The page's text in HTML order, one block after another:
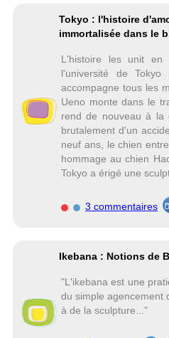
Tokyo : l'histoire
immortalisée dans le
L'histoire les unit en
l'université de
accompagne tous les
Ueno monte dans le
rend de nouveau à la
brutalement d'un
neuf ans, le chien
hommage au chien
Tokyo a érigé une
3 commentaires
Ikebana : Notions de
"L'ikebana est une
du simple agencement
à de la sculpture..."